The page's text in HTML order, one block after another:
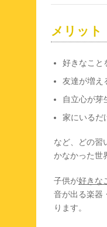
メリット
好きなこと
友達が増え
自立心が芽
家にいるだ
など、どの習
かなかった世
子供が好きな
音が出る楽器
ります。